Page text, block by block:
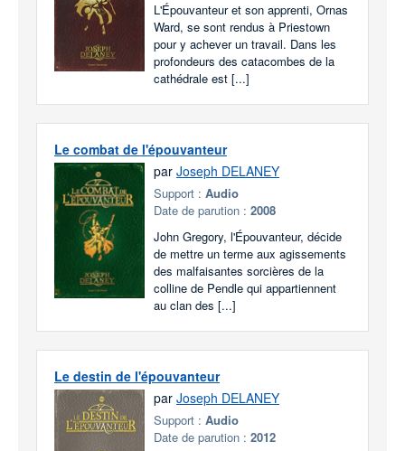
L'Épouvanteur et son apprenti, Ornas
Ward, se sont rendus à Priestown
pour y achever un travail. Dans les
profondeurs des catacombes de la
cathédrale est [...]
Le combat de l'épouvanteur
par Joseph DELANEY
Support : Audio
Date de parution : 2008
John Gregory, l'Épouvanteur, décide
de mettre un terme aux agissements
des malfaisantes sorcières de la
colline de Pendle qui appartiennent
au clan des [...]
Le destin de l'épouvanteur
par Joseph DELANEY
Support : Audio
Date de parution : 2012